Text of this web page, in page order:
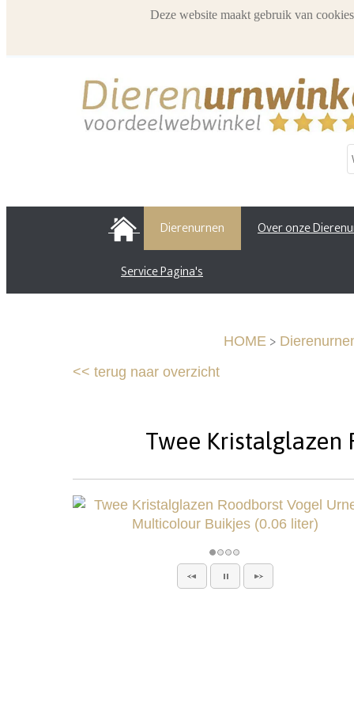
HOME Dierenurnen Over onze
Service Pagina's
HOME >
<< terug naar overzicht
Twee Kristalglazen
Deze website maakt gebruik van